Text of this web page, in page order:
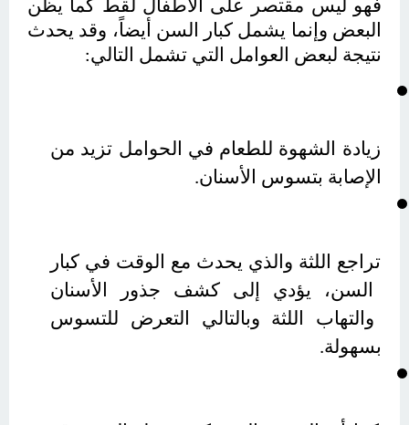
نتيجة لبعض العوامل التي تشمل التالي:
الإصابة بتسوس الأسنان.
بسهولة.